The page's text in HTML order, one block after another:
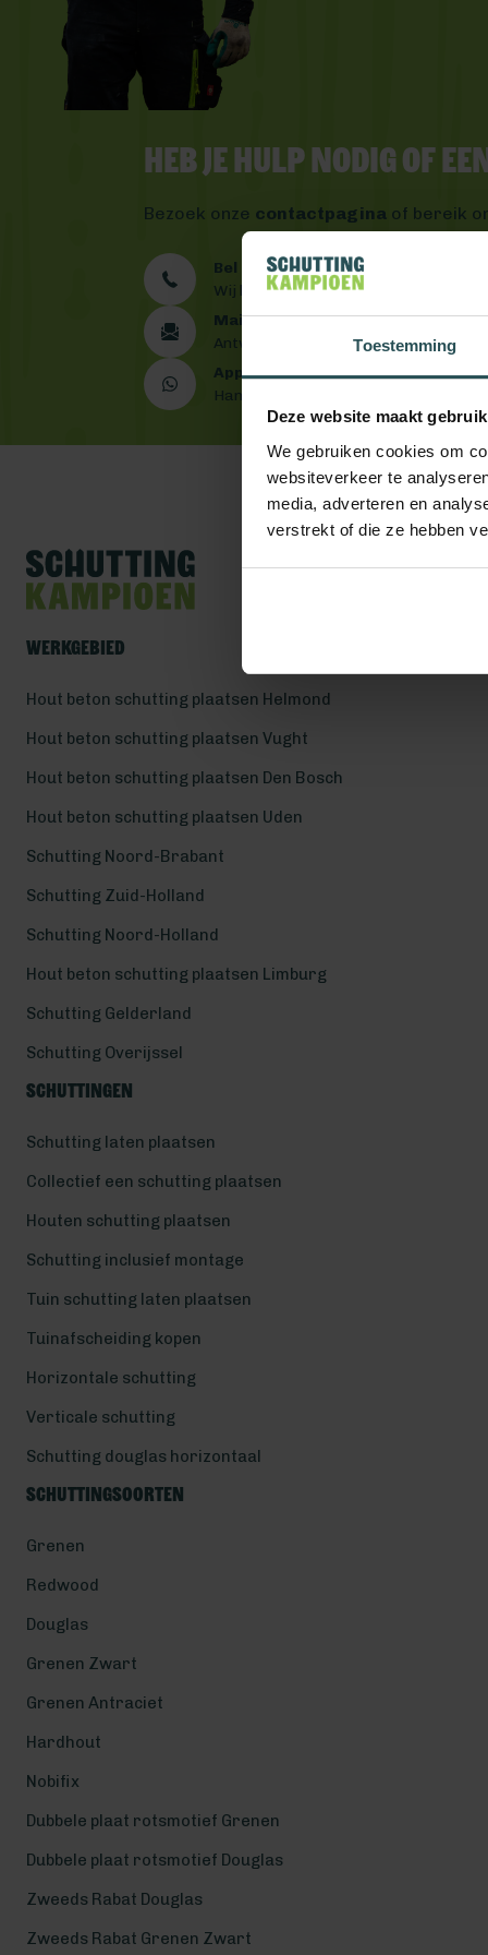
Toestemming
Deze website maakt
We gebruiken cookies om
websiteverkeer te
media, adverteren en
verstrekt of die ze hebben
Heb je hulp nodig of
Bezoek onze contactpagina of bereik
Bel ons 0492 - 313 008
Wij helpen je graag verder
Mail ons
Antwoord binnen één werkdag
App ons
Handig toch?
Werkgebied
Hout beton schutting plaatsen Helmond
Hout beton schutting plaatsen Vught
Hout beton schutting plaatsen Den Bosch
Hout beton schutting plaatsen Uden
Schutting Noord-Brabant
Schutting Zuid-Holland
Schutting Noord-Holland
Hout beton schutting plaatsen Limburg
Schutting Gelderland
Schutting Overijssel
Schuttingen
Schutting laten plaatsen
Collectief een schutting plaatsen
Houten schutting plaatsen
Schutting inclusief montage
Tuin schutting laten plaatsen
Tuinafscheiding kopen
Horizontale schutting
Verticale schutting
Schutting douglas horizontaal
Schuttingsoorten
Grenen
Redwood
Douglas
Grenen Zwart
Grenen Antraciet
Hardhout
Nobifix
Dubbele plaat rotsmotief Grenen
Dubbele plaat rotsmotief Douglas
Zweeds Rabat Douglas
Zweeds Rabat Grenen Zwart